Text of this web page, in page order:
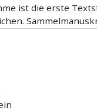
ist die erste